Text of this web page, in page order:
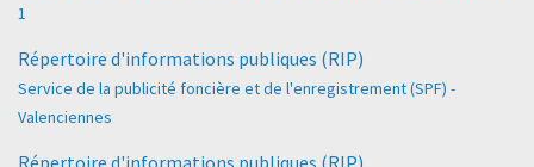
1
Répertoire d'informations publiques (RIP)
Service de la publicité foncière et de l'enregistrement (SPF) -
Valenciennes
Répertoire d'informations publiques (RIP)